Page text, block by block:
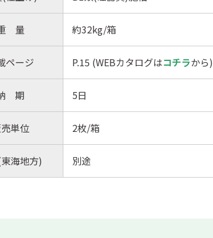
量 約32kg/箱
ページ P.15 (WEBカタログはコチラから)
期 5日
単位 2枚/箱
海地方) 別途